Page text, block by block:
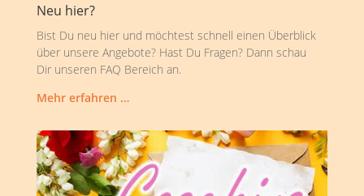
Neu hier?
Bist Du neu hier und möchtest schnell einen Überblick
über unsere Angebote? Hast Du Fragen? Dann schau
Dir unseren FAQ Bereich an.
Mehr erfahren …